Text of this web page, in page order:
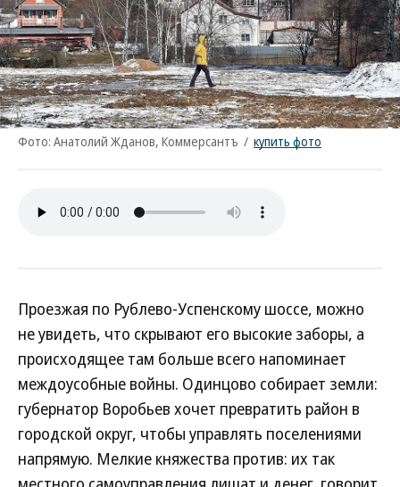
Фото: Анатолий Жданов, Коммерсантъ / купить фото
Проезжая по Рублево-Успенскому шоссе, можно
не увидеть, что скрывают его высокие заборы, а
происходящее там больше всего напоминает
междоусобные войны. Одинцово собирает земли:
губернатор Воробьев хочет превратить район в
городской округ, чтобы управлять поселениями
напрямую. Мелкие княжества против: их так